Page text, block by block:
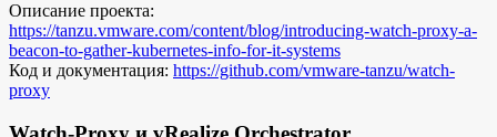
Описание проекта:
https://tanzu.vmware.com/content/blog/introducing-watch-proxy-a-
beacon-to-gather-kubernetes-info-for-it-systems
Код и документация: https://github.com/vmware-tanzu/watch-
proxy